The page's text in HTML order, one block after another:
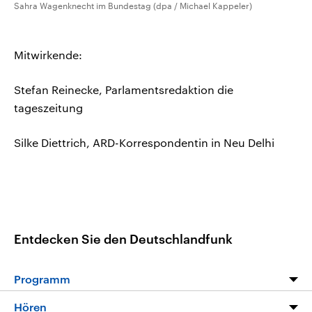
Sahra Wagenknecht im Bundestag (dpa / Michael Kappeler)
Mitwirkende:
Stefan Reinecke, Parlamentsredaktion die
tageszeitung
Silke Diettrich, ARD-Korrespondentin in Neu Delhi
Entdecken Sie den Deutschlandfunk
Programm
Programm
Hören